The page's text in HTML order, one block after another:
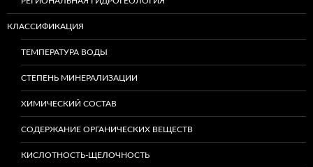
КЛАССИФИКАЦИЯ
ТЕМПЕРАТУРА ВОДЫ
СТЕПЕНЬ МИНЕРАЛИЗАЦИИ
ХИМИЧЕСКИЙ СОСТАВ
СОДЕРЖАНИЕ ОРГАНИЧЕСКИХ ВЕЩЕСТВ
КИСЛОТНОСТЬ-ЩЕЛОЧНОСТЬ